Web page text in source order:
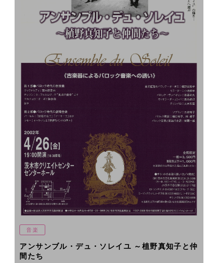
音楽
アンサンブル・デュ・ソレイユ ～植野真知子と仲
間たち